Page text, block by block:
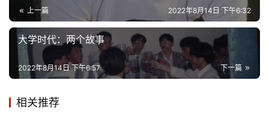
上一篇 2022年8月14日 下午6:32
大学时代：两个故事
下一篇
2022年8月14日 下午6:57
相关推荐